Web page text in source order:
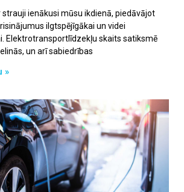
ienākusi mūsu ikdienā, piedāvājot
ilgtspējīgākai un videi
Elektrotransportlīdzekļu skaits satiksmē
un arī sabiedrības
»